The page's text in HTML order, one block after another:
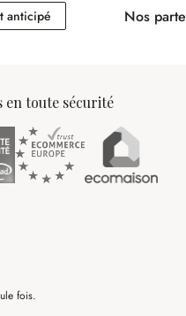
anticipéPaiement anticipé
Nos
en toute sécurité
fois.